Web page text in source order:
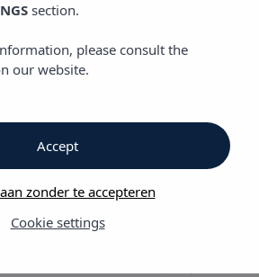
Dreams
Jabeque Dreams Appartementen
continentaal ontbijt met smaken en
keuken. Bovendien bieden wij u
section.
please consult the
our website.
Cookie settings
zonder te accepteren
Accept